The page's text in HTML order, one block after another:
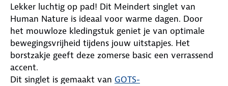
Lekker luchtig op pad! Dit Meindert singlet van
Human Nature is ideaal voor warme dagen. Door
het mouwloze kledingstuk geniet je van optimale
bewegingsvrijheid tijdens jouw uitstapjes. Het
borstzakje geeft deze zomerse basic een verrassend
accent.
Dit singlet is gemaakt van GOTS-